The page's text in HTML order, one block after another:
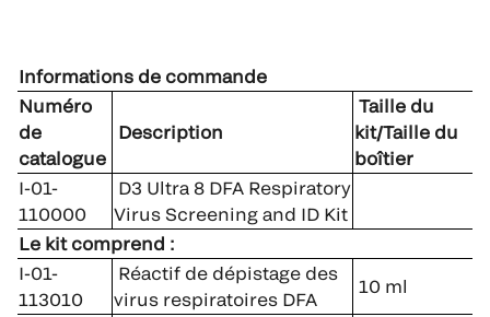
Informations de commande
Numéro
de
catalogue
Description
Taille du
kit/Taille du
boîtier
I-01-
110000
D3 Ultra 8 DFA Respiratory
Virus Screening and ID Kit
Le kit comprend :
I-01-
113010
Réactif de dépistage des
virus respiratoires DFA
10 ml